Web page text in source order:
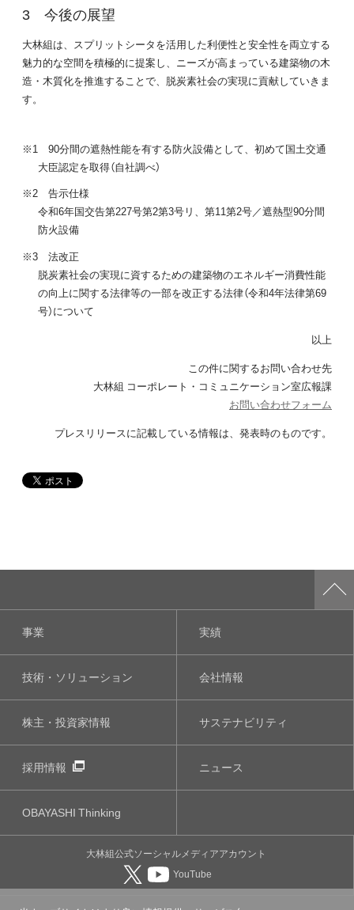
今後の展望
大林組は、スプリットシータを活用した利便性と安全性を両立する
魅力的な空間を積極的に提案し、ニーズが高まっている建築物の木
造・木質化を推進することで、脱炭素社会の実現に貢献していきま
す。
※1 90分間の遮熱性能を有する防火設備として、初めて国土交通
大臣認定を取得（自社調べ）
※2 告示仕様
令和6年国交告第227号第2第3号リ、第11第2号／遮熱型90分間
防火設備
※3 法改正
脱炭素社会の実現に資するための建築物のエネルギー消費性能
の向上に関する法律等の一部を改正する法律（令和4年法律第69
号）について
以上
この件に関するお問い合わせ先
大林組 コーポレート・コミュニケーション室広報課
お問い合わせフォーム
プレスリリースに記載している情報は、発表時のものです。
事業 実績
技術・ソリューション 会社情報
株主・投資家情報 サステナビリティ
採用情報 ニュース
OBAYASHIThinking
大林組公式ソーシャルメディアアカウント
YouTube